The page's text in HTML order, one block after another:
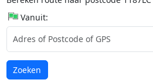
Vanuit:
Laden...
Zoeken